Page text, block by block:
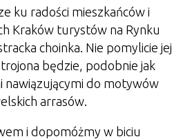
ku radości mieszkańców i
Kraków turystów na Rynku
choinka. Nie pomylicie jej
będzie, podobnie jak
nawiązującymi do motywów
arrasów.
i dopomóżmy w biciu